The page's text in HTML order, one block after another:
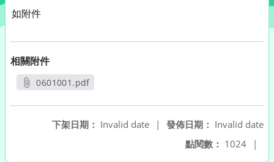
如附件
相關附件
0601001.pdf
發佈日期： Invalid date
下架日期： Invalid date
|
點閱數： 1024 |